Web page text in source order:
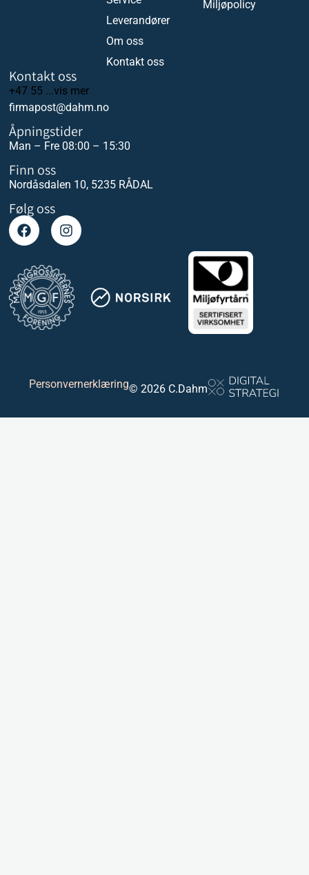
Leverandører
Om oss
Kontakt oss
Miljøpolicy
Kontakt oss
+47 55 ...vis mer
firmapost@dahm.no
Åpningstider
Man – Fre 08:00 – 15:30
Finn oss
Nordåsdalen 10, 5235 RÅDAL
Følg oss
Personvernerklæring© 2026 C.Dahm